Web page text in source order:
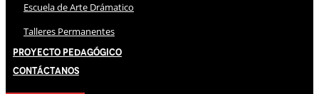
Escuela de Arte Drámatico
Talleres Permanentes
Proyecto Pedagógico
Contáctanos